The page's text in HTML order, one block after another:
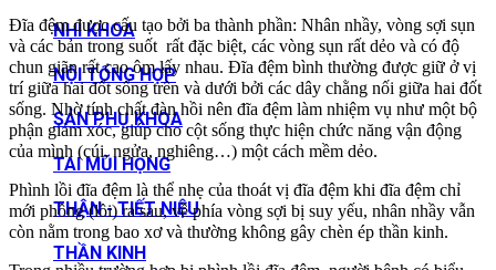
NHI KHOA
NỘI TỔNG HỢP
SẢN PHỤ KHOA
TAI MŨI HỌNG
THẬN - TIẾT NIỆU
THẦN KINH
Đĩa đệm được cấu tạo bởi ba thành phần: Nhân nhầy, vòng sợi sụn
và các bản trong suốt rất đặc biệt, các vòng sụn rất dẻo và có độ
chun giãn rất cao ôm lấy nhau. Đĩa đệm bình thường được giữ ở vị
trí giữa hai đốt sống trên và dưới bởi các dây chằng nối giữa hai đốt
sống. Nhờ tính chất đàn hồi nên đĩa đệm làm nhiệm vụ như một bộ
phận giảm xóc, giúp cho cột sống thực hiện chức năng vận động
của mình (cúi, ngửa, nghiêng…) một cách mềm dẻo.
Phình lồi đĩa đệm là thể nhẹ của thoát vị đĩa đệm khi đĩa đệm chỉ
mới phồng (lồi) ra sau, về phía vòng sợi bị suy yếu, nhân nhầy vẫn
còn nằm trong bao xơ và thường không gây chèn ép thần kinh.